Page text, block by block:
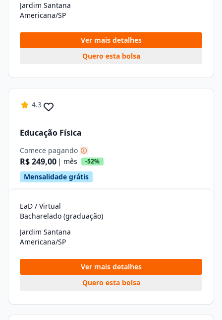
Jardim Santana
Americana/SP
Ver mais detalhes
Quero esta bolsa
4.3
Educação Física
Comece pagando
R$ 249,00 | mês -52%
Mensalidade grátis
EaD / Virtual
Bacharelado (graduação)
Jardim Santana
Americana/SP
Ver mais detalhes
Quero esta bolsa